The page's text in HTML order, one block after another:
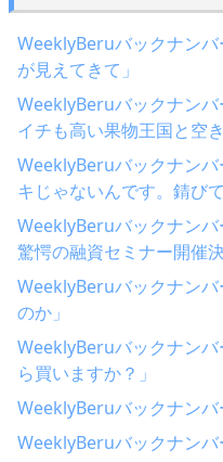
WeeklyBeruバックナン
が見えてきて」
WeeklyBeruバックナン
イチも高い果物王国と空き
WeeklyBeruバックナン
キじゃないんです。錆び
WeeklyBeruバックナン
驚愕の融資セミナー開催決
WeeklyBeruバックナン
のか」
WeeklyBeruバックナン
ら買いますか？」
WeeklyBeruバックナンバ
WeeklyBeruバックナンバ